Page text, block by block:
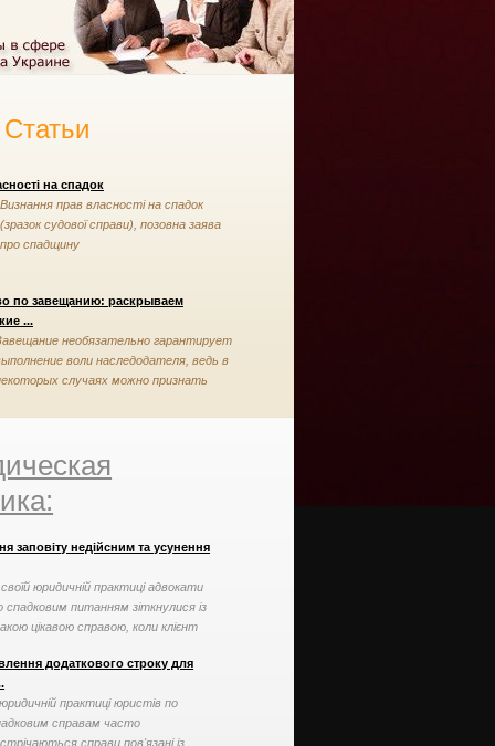
Статьи
на спадок
Визнання прав власності на спадок
(зразок судової справи), позовна заява
про спадщину
по завещанию: раскрываем
...
необязательно гарантирует
воли наследодателя, ведь в
случаях можно признать
заповіту недійсним та усунення
юридичній практиці адвокати
спадковим питанням зіткнулися із
цікавою справою, коли клієнт
додаткового строку для
практиці юристів по
справам часто
справи пов'язані із